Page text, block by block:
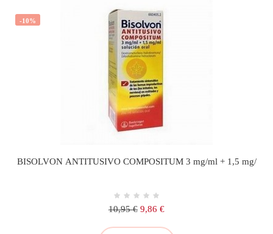
-10%
BISOLVON ANTITUSIVO COMPOSITUM 3 mg/ml + 1,5 mg/
Precio
10,95 € Precio
9,86 €